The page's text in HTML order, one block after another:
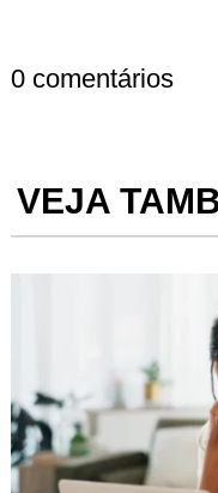
0 comentários
VEJA